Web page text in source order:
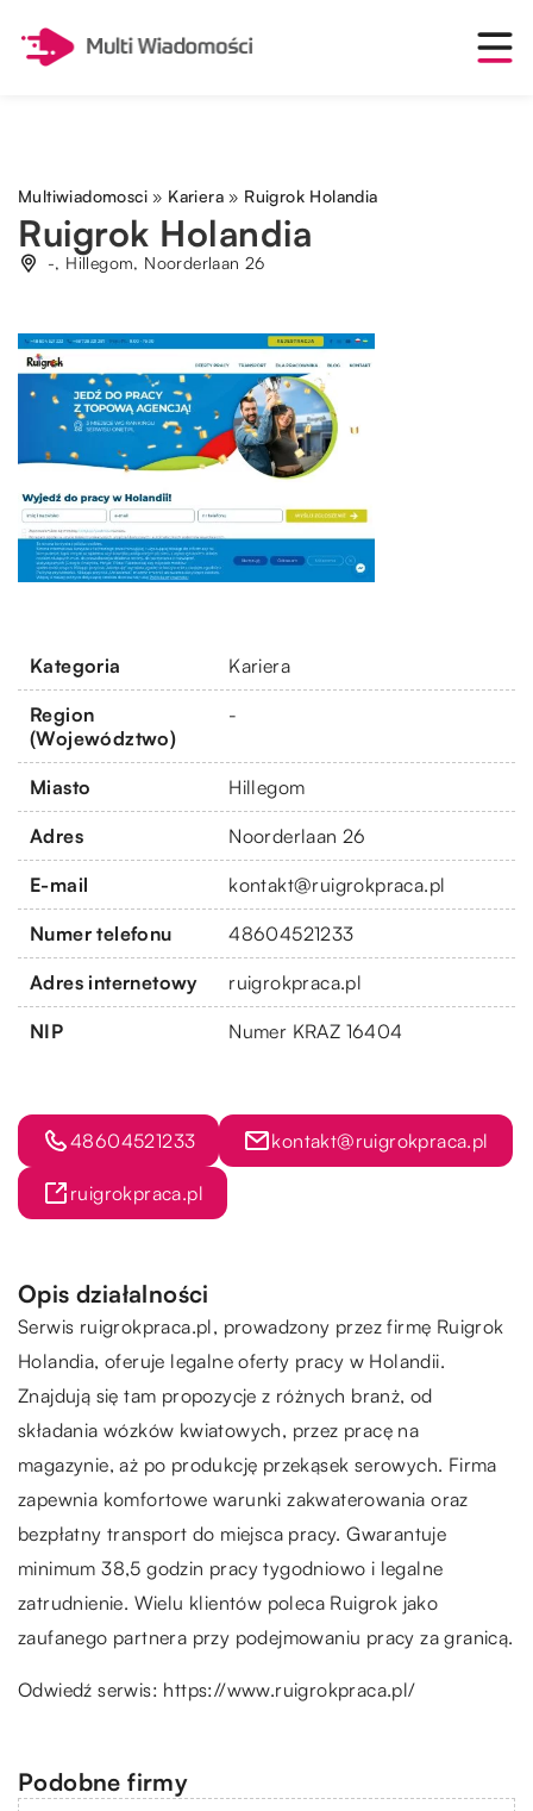
Multiwiadomosci » Kariera » Ruigrok Holandia
Ruigrok Holandia
-, Hillegom, Noorderlaan 26
Kategoria Kariera
Region
(Województwo)
-
Miasto Hillegom
Adres Noorderlaan 26
E-mail kontakt@ruigrokpraca.pl
Numer telefonu 48604521233
Adres internetowy ruigrokpraca.pl
NIP Numer KRAZ 16404
48604521233 kontakt@ruigrokpraca.pl
ruigrokpraca.pl
Opis działalności
Serwis ruigrokpraca.pl, prowadzony przez firmę Ruigrok
Holandia, oferuje legalne oferty pracy w Holandii.
Znajdują się tam propozycje z różnych branż, od
składania wózków kwiatowych, przez pracę na
magazynie, aż po produkcję przekąsek serowych. Firma
zapewnia komfortowe warunki zakwaterowania oraz
bezpłatny transport do miejsca pracy. Gwarantuje
minimum 38,5 godzin pracy tygodniowo i legalne
zatrudnienie. Wielu klientów poleca Ruigrok jako
zaufanego partnera przy podejmowaniu pracy za granicą.
Odwiedź serwis: https://www.ruigrokpraca.pl/
Podobne firmy